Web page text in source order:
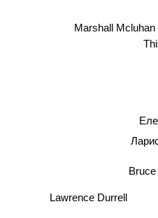
Marshall Mcluhan
Lawrence Durrell